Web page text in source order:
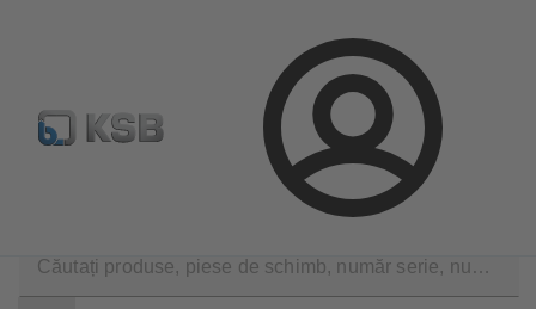
Conectare
Configurare produs Căutare piese de schimb standard
Total Pump Management